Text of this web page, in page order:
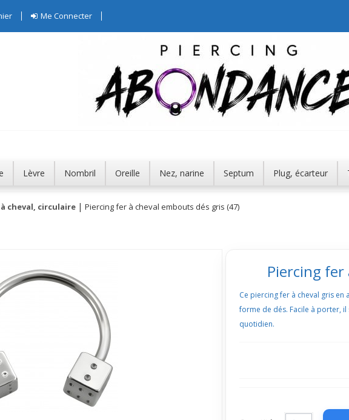
Me Connecter
Lèvre Nombril Oreille Nez, narine Septum Plug, écarteur
cheval, circulaire Piercing fer à cheval embouts dés gris (47)
Piercing fer
Ce piercing fer à cheval gris
forme de dés. Facile à porter,
quotidien.